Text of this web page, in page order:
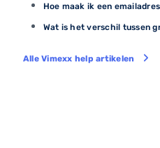
Hoe maak ik een
Wat is het verschil tussen
Alle Vimexx help artikelen